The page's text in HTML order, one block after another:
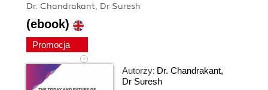
Dr. Chandrakant, Dr Suresh
(ebook)
Promocja
Autorzy: Dr. Chandrakant,
Dr Suresh